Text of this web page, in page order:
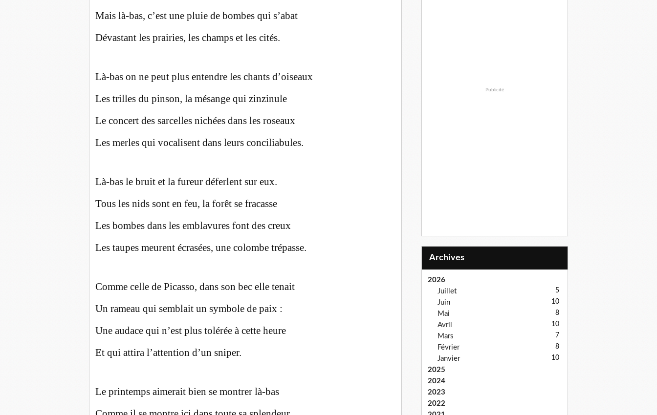
Mais là-bas, c’est une pluie de bombes qui s’abat
Dévastant les prairies, les champs et les cités.
Là-bas on ne peut plus entendre les chants d’oiseaux
Les trilles du pinson, la mésange qui zinzinule
Le concert des sarcelles nichées dans les roseaux
Les merles qui vocalisent dans leurs conciliabules.
Là-bas le bruit et la fureur déferlent sur eux.
Tous les nids sont en feu, la forêt se fracasse
Les bombes dans les emblavures font des creux
Les taupes meurent écrasées, une colombe trépasse.
Comme celle de Picasso, dans son bec elle tenait
Un rameau qui semblait un symbole de paix :
Une audace qui n’est plus tolérée à cette heure
Et qui attira l’attention d’un sniper.
Le printemps aimerait bien se montrer là-bas
Publicité
Archives
2026
Juillet
5
Juin 10
Mai 8
Avril 10
Mars 7
Février 8
Janvier 10
2025
2024
2023
2022